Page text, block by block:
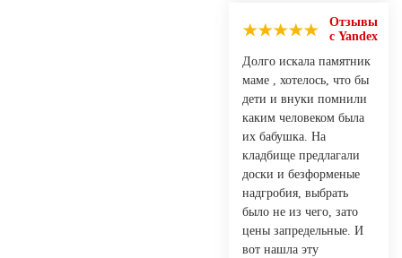
Отзывы
с Yandex
Долго искала памятник
маме , хотелось, что бы
дети и внуки помнили
каким человеком была
их бабушка. На
кладбище предлагали
доски и безформеные
надгробия, выбрать
было не из чего, зато
цены запредельные. И
вот нашла эту